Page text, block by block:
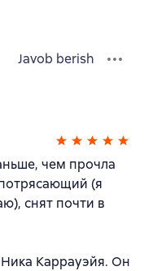
Javob berish
чем прочла
(я
снят почти в
Каррауэйя. Он